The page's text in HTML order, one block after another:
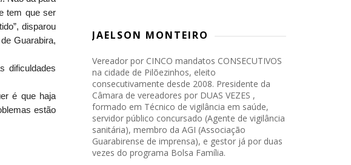
tem que ser
disparou
Guarabira,
dificuldades
é que haja
estão
JAELSON MONTEIRO
Vereador por CINCO mandatos CONSECUTIVOS
na cidade de Pilõezinhos, eleito
consecutivamente desde 2008. Presidente da
Câmara de vereadores por DUAS VEZES ,
formado em Técnico de vigilância em saúde,
servidor público concursado (Agente de vigilância
sanitária), membro da AGI (Associação
Guarabirense de imprensa), e gestor já por duas
vezes do programa Bolsa Família.